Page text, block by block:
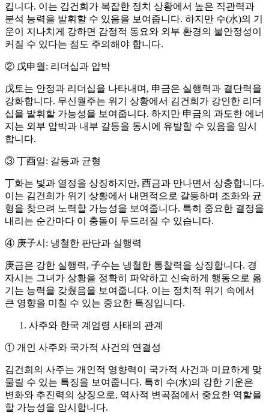
킵니다. 이는 김건희가 복잡한 정치 상황에서 높은 직관력과
분석 능력을 발휘할 수 있음을 보여줍니다. 하지만 수(水)의 기
운이 지나치게 강하면 감정적 동요와 외부 환경의 불안정성이
커질 수 있다는 점도 주의해야 합니다.
② 戊申월: 리더십과 압박
戊토는 안정과 리더십을 나타내며, 申금은 실행력과 결단력을
강화합니다. 무신월주는 위기 상황에서 김건희가 강인한 리더
십을 발휘할 가능성을 보여줍니다. 하지만 申금의 과도한 에너
지는 외부 압박과 내부 갈등을 동시에 유발할 수 있음을 암시
합니다.
③ 丁酉일: 갈등과 균형
丁화는 빛과 열정을 상징하지만, 酉금과 만나면서 상충합니다.
이는 김건희가 위기 상황에서 내면적으로 갈등하며 조화와 균
형을 찾으려 노력할 가능성을 보여줍니다. 특히 중요한 결정을
내리는 순간마다 이 충돌이 두드러질 수 있습니다.
④ 庚子시: 냉철한 판단과 실행력
庚금은 강한 실행력, 子수는 냉철한 통찰력을 상징합니다. 경
자시는 그녀가 상황을 정확히 파악하고 신속하게 행동으로 옮
기는 능력을 갖췄음을 보여줍니다. 이는 정치적 위기 속에서
큰 영향을 미칠 수 있는 중요한 특징입니다.
사주와 한국 계엄령 사태의 관계
① 개인 사주와 국가적 사건의 연결성
김건희의 사주는 개인적 영향력이 국가적 사건과 미묘하게 맞
물릴 수 있는 특징을 보여줍니다. 특히 수(水)의 강한 기운은
변화와 추진력의 상징으로, 역사적 변곡점에서 중요한 역할을
할 가능성을 암시합니다.